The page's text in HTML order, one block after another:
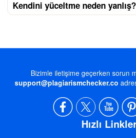
Kendini yüceltme neden yanlış?
Bizimle iletişime geçerken sorun
support@plagiarismchecker.co
Hızlı